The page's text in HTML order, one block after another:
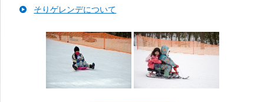
そりゲレンデについて